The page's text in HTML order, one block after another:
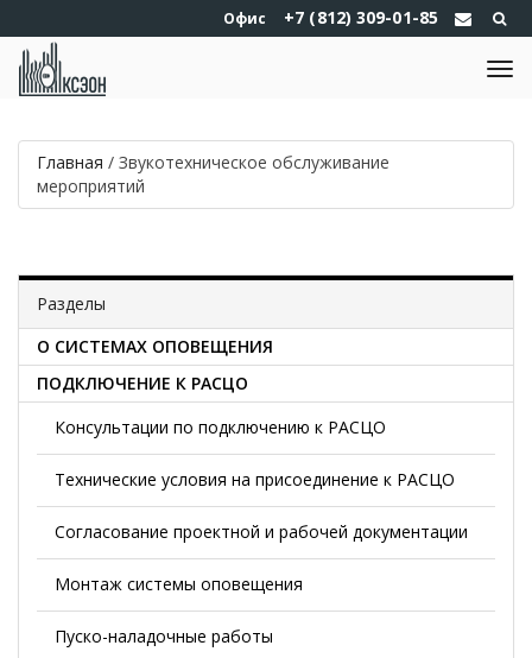
Офис +7 (812) 309-01-85
Главная / Звукотехническое обслуживание
мероприятий
Разделы
О СИСТЕМАХ ОПОВЕЩЕНИЯ
ПОДКЛЮЧЕНИЕ К РАСЦО
Консультации по подключению к РАСЦО
Технические условия на присоединение к РАСЦО
Согласование проектной и рабочей документации
Монтаж системы оповещения
Пуско-наладочные работы